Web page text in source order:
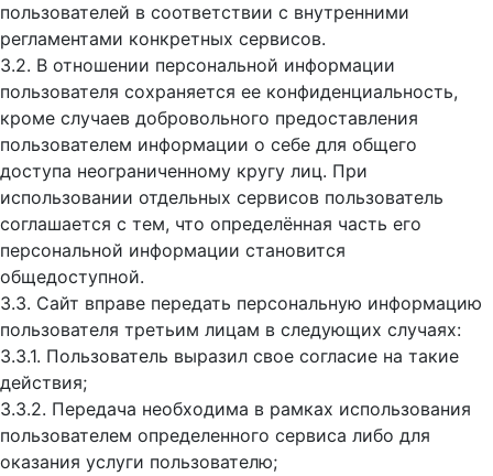
пользователей в соответствии с внутренними
регламентами конкретных сервисов.
3.2. В отношении персональной информации
пользователя сохраняется ее конфиденциальность,
кроме случаев добровольного предоставления
пользователем информации о себе для общего
доступа неограниченному кругу лиц. При
использовании отдельных сервисов пользователь
соглашается с тем, что определённая часть его
персональной информации становится
общедоступной.
3.3. Сайт вправе передать персональную информацию
пользователя третьим лицам в следующих случаях:
3.3.1. Пользователь выразил свое согласие на такие
действия;
3.3.2. Передача необходима в рамках использования
пользователем определенного сервиса либо для
оказания услуги пользователю;